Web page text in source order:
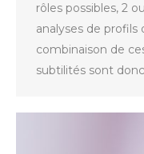
rôles possibles, 2
analyses de profils
combinaison de
subtilités sont